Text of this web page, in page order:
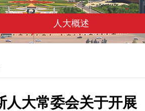
人大概述
人大常委会关于开展